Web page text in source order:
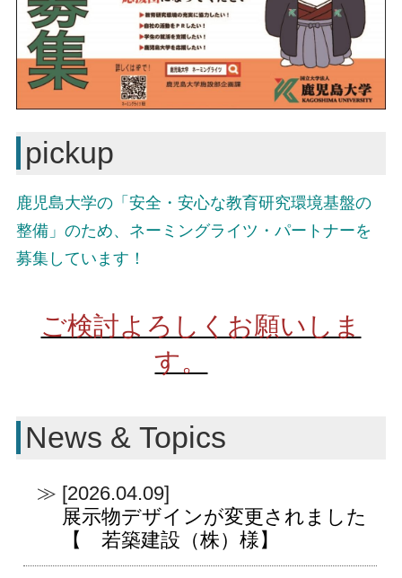
pickup
鹿児島大学の「 安全・安心な教育研究環境基盤の
整備」のため、 ネーミングライツ・パートナーを
募集しています！
ご検討よろしくお願いしま
す。
News & Topics
[2026.04.09]
展示物デザインが変更されました
【 若築建設（株）様】